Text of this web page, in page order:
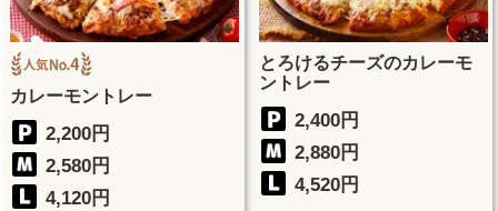
カレーモントレー
2,200円
2,580円
4,120円
とろけるチーズのカレーモ
ントレー
2,400円
2,880円
4,520円